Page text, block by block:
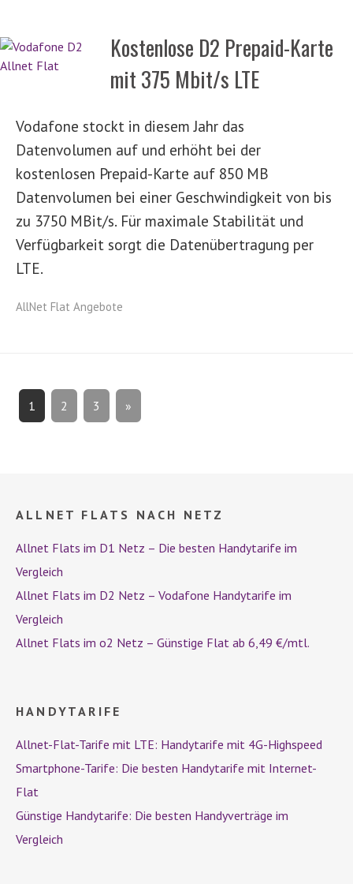
Kostenlose D2 Prepaid-Karte
mit 375 Mbit/s LTE
Vodafone stockt in diesem Jahr das
Datenvolumen auf und erhöht bei der
kostenlosen Prepaid-Karte auf 850 MB
Datenvolumen bei einer Geschwindigkeit von bis
zu 3750 MBit/s. Für maximale Stabilität und
Verfügbarkeit sorgt die Datenübertragung per
LTE.
AllNet Flat Angebote
1 2 3 »
ALLNET FLATS NACH NETZ
Allnet Flats im D1 Netz – Die besten Handytarife im
Vergleich
Allnet Flats im D2 Netz – Vodafone Handytarife im
Vergleich
Allnet Flats im o2 Netz – Günstige Flat ab 6,49 €/mtl.
HANDYTARIFE
Allnet-Flat-Tarife mit LTE: Handytarife mit 4G-Highspeed
Smartphone-Tarife: Die besten Handytarife mit Internet-
Flat
Günstige Handytarife: Die besten Handyverträge im
Vergleich